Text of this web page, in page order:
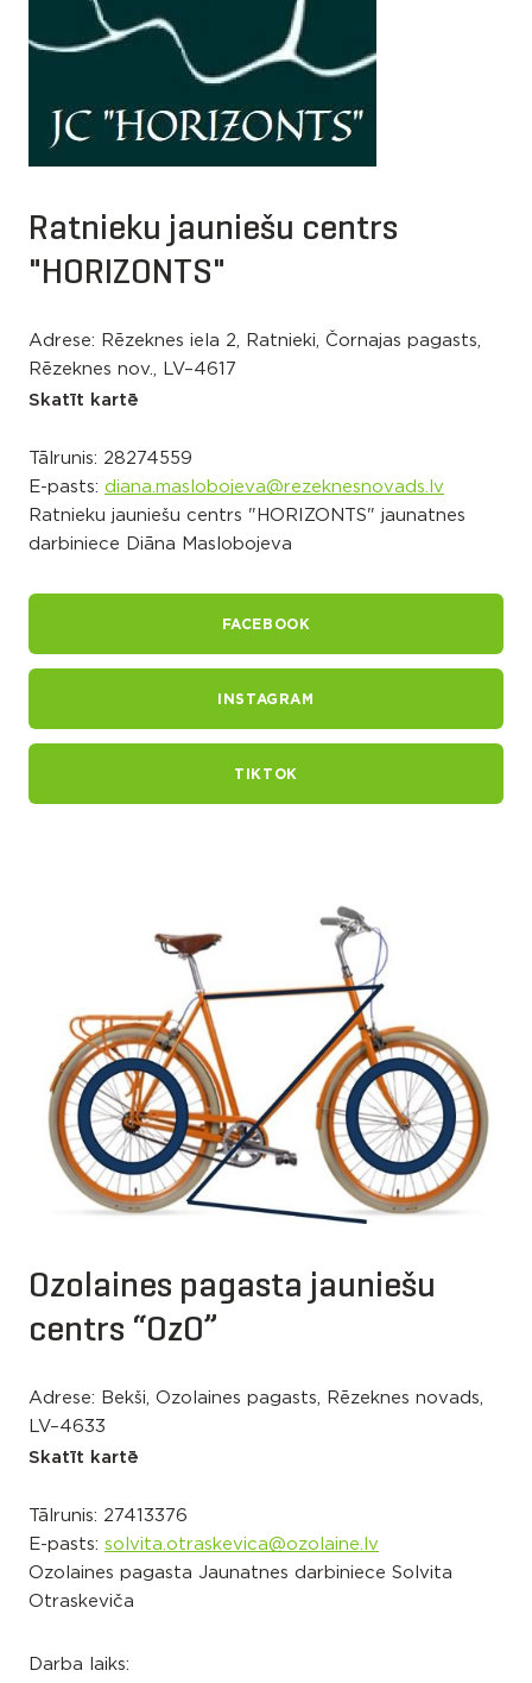
Ratnieku jauniešu centrs
"HORIZONTS"
Adrese: Rēzeknes iela 2, Ratnieki, Čornajas pagasts,
Rēzeknes nov., LV–4617
Skatīt kartē
Tālrunis: 28274559
E-pasts: diana.maslobojeva@rezeknesnovads.lv
Ratnieku jauniešu centrs "HORIZONTS" jaunatnes
darbiniece Diāna Maslobojeva
FACEBOOK
INSTAGRAM
TIKTOK
Ozolaines pagasta jauniešu
centrs “OzO”
Adrese: Bekši, Ozolaines pagasts, Rēzeknes novads,
LV–4633
Skatīt kartē
Tālrunis: 27413376
E-pasts: solvita.otraskevica@ozolaine.lv
Ozolaines pagasta Jaunatnes darbiniece Solvita
Otraskeviča
Darba laiks: